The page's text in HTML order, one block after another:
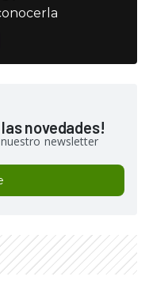
novedades!
newsletter